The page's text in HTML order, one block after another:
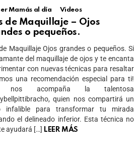
Mamás al día Videos
de Maquillaje – Ojos
o pequeños.
Maquillaje Ojos grandes o pequeños. Si
del maquillaje de ojos y te encanta
con nuevas técnicas para resaltar
una recomendación especial para ti!
nos acompaña la talentosa
quien nos compartirá un
infalible para transformar tu mirada
el delineado inferior. Esta técnica no
ayudará […] LEER MÁS